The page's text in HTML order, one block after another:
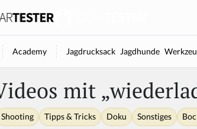
Academy Jagdrucksack Jagdhunde
mit
Shooting Tipps & Tricks Doku Sonstiges